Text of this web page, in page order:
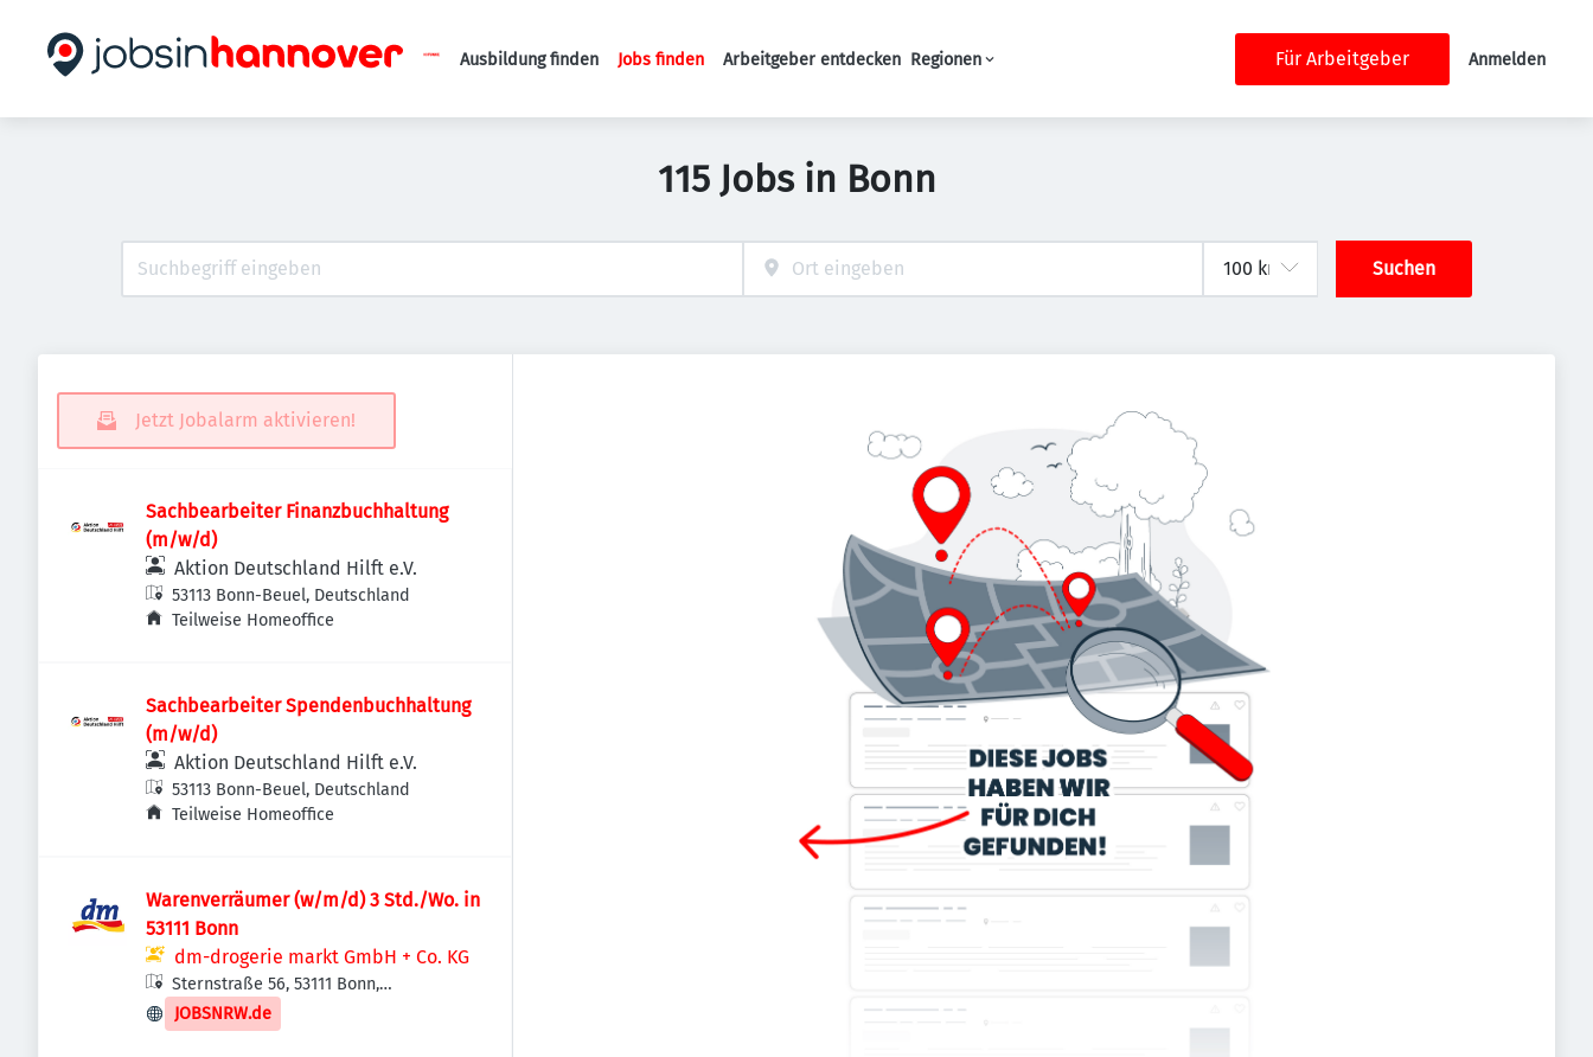
Haupt-Navigation
Ausbildung finden Jobs finden Arbeitgeber entdecken Regionen Für Arbeitgeber Anmelden
115 Jobs in Bonn
Suchen
Jetzt Jobalarm aktivieren!
Sachbearbeiter Finanzbuchhaltung
(m/w/d)
Aktion Deutschland Hilft e.V.
53113 Bonn-Beuel, Deutschland
Teilweise Homeoffice
Sachbearbeiter Spendenbuchhaltung
(m/w/d)
Aktion Deutschland Hilft e.V.
53113 Bonn-Beuel, Deutschland
Teilweise Homeoffice
Warenverräumer (w/m/d) 3 Std./Wo. in
53111 Bonn
dm-drogerie markt GmbH + Co. KG
Sternstraße 56, 53111 Bonn,
Deutschland
JOBSNRW.de